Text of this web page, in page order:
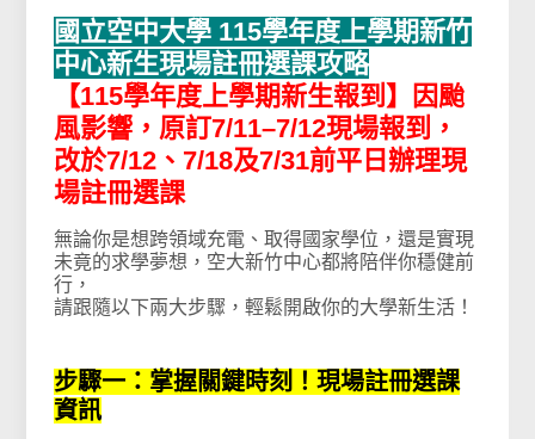
國立空中大學 115學年度上學期新竹
中心新生現場註冊選課攻略
【115學年度上學期新生報到】因颱
風影響，原訂7/11–7/12現場報到，
改於7/12、7/18及7/31前平日辦理現
場註冊選課
無論你是想跨領域充電、取得國家學位，還是實現
未竟的求學夢想，空大新竹中心都將陪伴你穩健前
行，
請跟隨以下兩大步驟，輕鬆開啟你的大學新生活！
步驟一：掌握關鍵時刻！現場註冊選課
資訊